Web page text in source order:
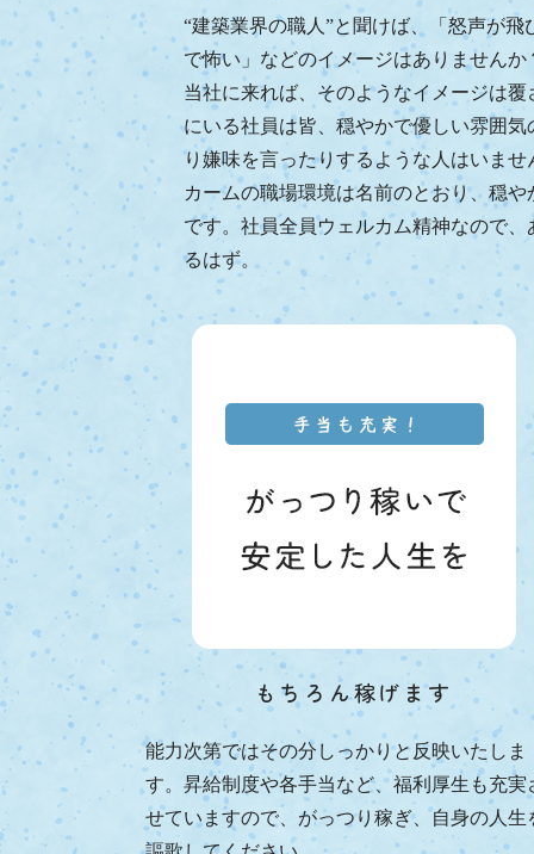
“建築業界の職人”と聞けば、「怒声が
で怖い」などのイメージはありませんか
当社に来れば、そのようなイメージは
にいる社員は皆、穏やかで優しい雰囲
り嫌味を言ったりするような人はいませ
カームの職場環境は名前のとおり、穏
です。社員全員ウェルカム精神なので
るはず。
もちろん稼げます
能力次第ではその分しっかりと反映いたしま
す。昇給制度や各手当など、福利厚生も充実
せていますので、がっつり稼ぎ、自身の人生